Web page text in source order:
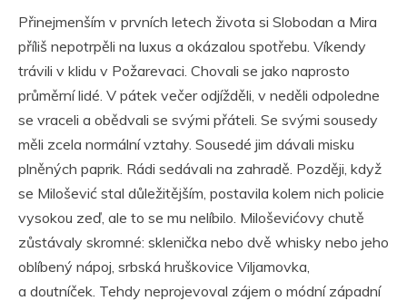
Přinejmenším v prvních letech života si Slobodan a Mira
příliš nepotrpěli na luxus a okázalou spotřebu. Víkendy
trávili v klidu v Požarevaci. Chovali se jako naprosto
průměrní lidé. V pátek večer odjížděli, v neděli odpoledne
se vraceli a obědvali se svými přáteli. Se svými sousedy
měli zcela normální vztahy. Sousedé jim dávali misku
plněných paprik. Rádi sedávali na zahradě. Později, když
se Milošević stal důležitějším, postavila kolem nich policie
vysokou zeď, ale to se mu nelíbilo. Miloševićovy chutě
zůstávaly skromné: sklenička nebo dvě whisky nebo jeho
oblíbený nápoj, srbská hruškovice Viljamovka,
a doutníček. Tehdy neprojevoval zájem o módní západní